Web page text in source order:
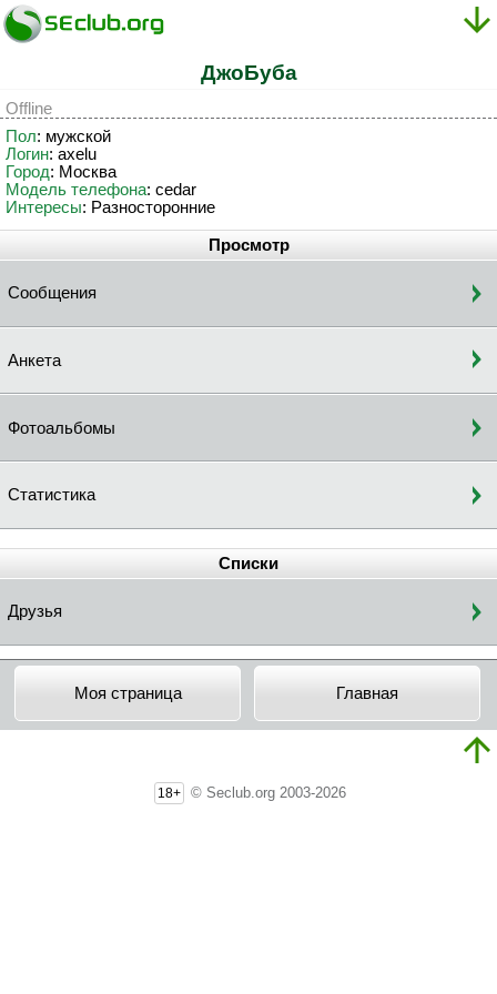
ДжоБуба
Offline
Пол: мужской
Логин: axelu
Город: Москва
Модель телефона: cedar
Интересы: Разносторонние
Просмотр
Сообщения
Анкета
Фотоальбомы
Статистика
Списки
Друзья
Моя страница Главная
18+ © Seclub.org 2003-2026